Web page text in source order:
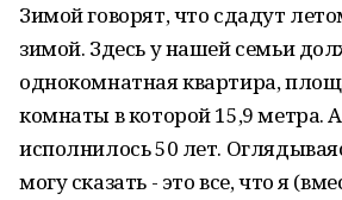
Зимой говорят, что сдадут
зимой. Здесь у нашей семьи
однокомнатная квартира,
комнаты в которой 15,9 метра.
исполнилось 50 лет.
могу сказать - это все, что я